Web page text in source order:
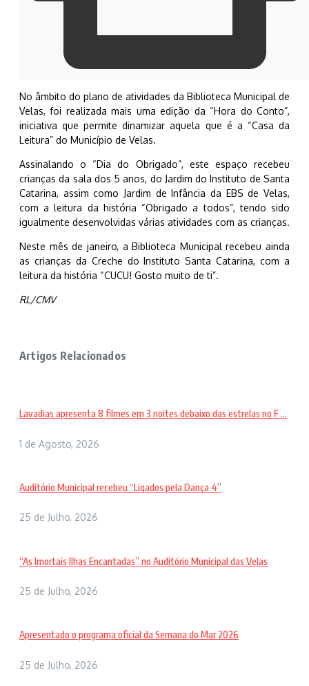
No âmbito do plano de atividades da Biblioteca Municipal de
Velas, foi realizada mais uma edição da “Hora do Conto”,
iniciativa que permite dinamizar aquela que é a “Casa da
Leitura” do Município de Velas.
Assinalando o “Dia do Obrigado”, este espaço recebeu
crianças da sala dos 5 anos, do Jardim do Instituto de Santa
Catarina, assim como Jardim de Infância da EBS de Velas,
com a leitura da história “Obrigado a todos”, tendo sido
igualmente desenvolvidas várias atividades com as crianças.
Neste mês de janeiro, a Biblioteca Municipal recebeu ainda
as crianças da Creche do Instituto Santa Catarina, com a
leitura da história “CUCU! Gosto muito de ti”.
RL/CMV
Artigos Relacionados
Lavadias apresenta 8 filmes em 3 noites debaixo das estrelas no F ...
1 de Agosto, 2026
Auditório Municipal recebeu “Ligados pela Dança 4”
25 de Julho, 2026
“As Imortais Ilhas Encantadas” no Auditório Municipal das Velas
25 de Julho, 2026
Apresentado o programa oficial da Semana do Mar 2026
25 de Julho, 2026